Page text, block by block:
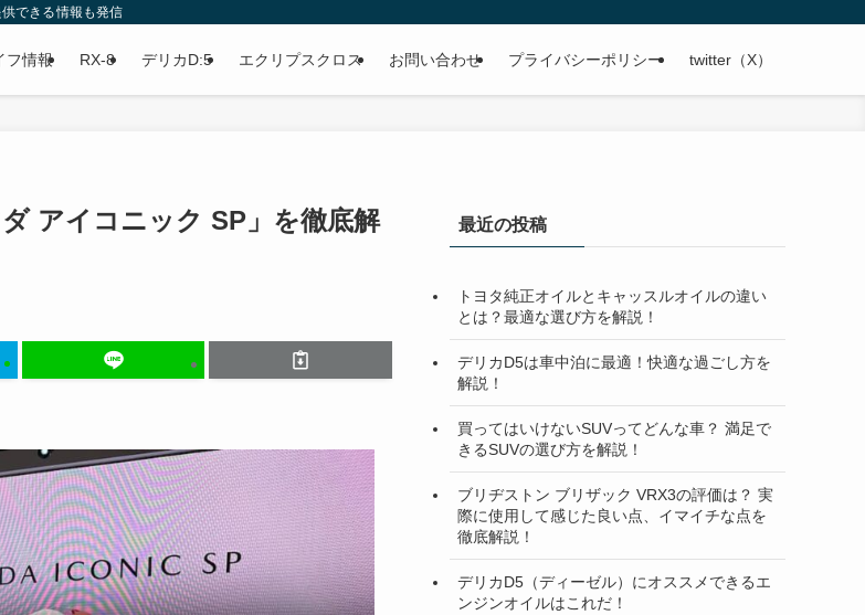
できる情報も発信中です！
フ情報 RX-8 デリカD:5 エクリプスクロス お問い合わせ プライバシーポリシー twitter（X）
アイコニック SP」を徹底解
最近の投稿
トヨタ純正オイルとキャッスルオイルの違い
とは？最適な選び方を解説！
デリカD5は車中泊に最適！快適な過ごし方を
解説！
買ってはいけないSUVってどんな車？ 満足で
きるSUVの選び方を解説！
ブリヂストン ブリザック VRX3の評価は？ 実
際に使用して感じた良い点、イマイチな点を
徹底解説！
デリカD5（ディーゼル）にオススメできるエ
ンジンオイルはこれだ！